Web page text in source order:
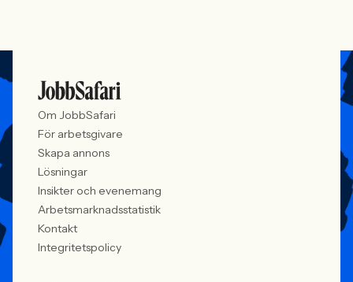
Om JobbSafari
För arbetsgivare
Skapa annons
Lösningar
Insikter och evenemang
Arbetsmarknadsstatistik
Kontakt
Integritetspolicy